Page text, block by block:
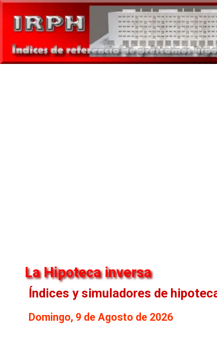
La Hipoteca inversa
Índices y simuladores de
Domingo, 9 de Agosto de 2026